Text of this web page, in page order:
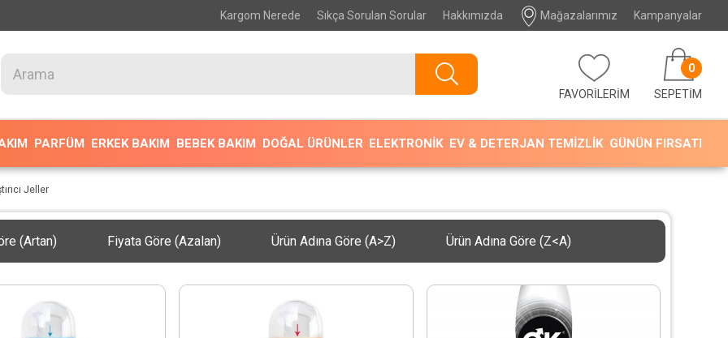
Kargom Nerede Sıkça Sorulan Sorular Hakkımızda Mağazalarımız Kampanyalar
SEPETIM
0
FAVORİLERİM
PARFÜM ERKEK BAKIM BEBEK BAKIM DOĞAL ÜRÜNLER ELEKTRONİK EV & DETERJAN TEMİZLİK GÜNÜN FIRSATI
Jeller
(Artan) Fiyata Göre (Azalan) Ürün Adına Göre (A>Z) Ürün Adına Göre (Z<A)